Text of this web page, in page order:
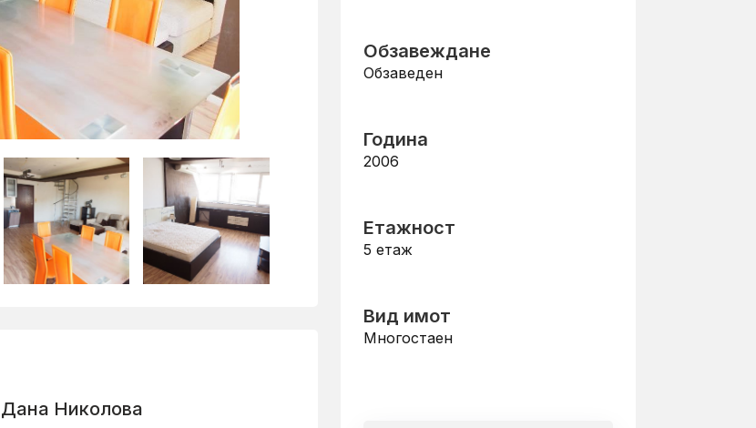
Дана Николова
Обзавеждане
Обзаведен
Година
2006
Етажност
5 етаж
Вид имот
Многостаен